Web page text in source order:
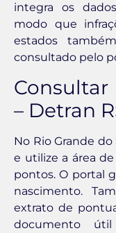
integra os
modo que
estados
consultado pelo
Consultar
– Detran
No Rio Grande do
e utilize a área
pontos. O portal
nascimento.
extrato de
documento